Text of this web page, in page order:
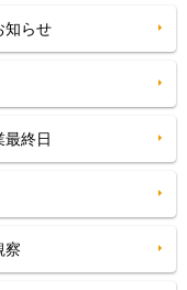
知らせ
終日
察